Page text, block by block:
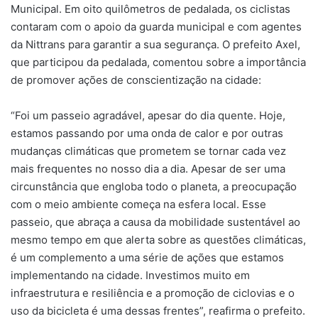
Municipal. Em oito quilômetros de pedalada, os ciclistas
contaram com o apoio da guarda municipal e com agentes
da Nittrans para garantir a sua segurança. O prefeito Axel,
que participou da pedalada, comentou sobre a importância
de promover ações de conscientização na cidade:
“Foi um passeio agradável, apesar do dia quente. Hoje,
estamos passando por uma onda de calor e por outras
mudanças climáticas que prometem se tornar cada vez
mais frequentes no nosso dia a dia. Apesar de ser uma
circunstância que engloba todo o planeta, a preocupação
com o meio ambiente começa na esfera local. Esse
passeio, que abraça a causa da mobilidade sustentável ao
mesmo tempo em que alerta sobre as questões climáticas,
é um complemento a uma série de ações que estamos
implementando na cidade. Investimos muito em
infraestrutura e resiliência e a promoção de ciclovias e o
uso da bicicleta é uma dessas frentes”, reafirma o prefeito.